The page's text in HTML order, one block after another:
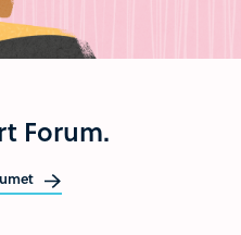
Forum.